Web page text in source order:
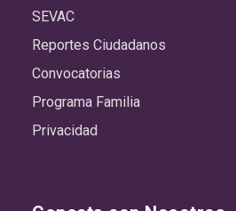
SEVAC
Reportes Ciudadanos
Convocatorias
Programa Familia
Privacidad